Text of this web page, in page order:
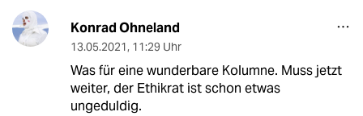
Konrad Ohneland
13.05.2021, 11:29 Uhr
Was für eine wunderbare Kolumne. Muss jetzt
weiter, der Ethikrat ist schon etwas
ungeduldig.